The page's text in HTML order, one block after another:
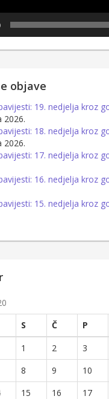
objave
19. nedjelja kroz
2026.
18. nedjelja kroz
2026.
17. nedjelja kroz
16. nedjelja kroz
15. nedjelja kroz
S Č P
1
2 3
8 9 10
15 16 17